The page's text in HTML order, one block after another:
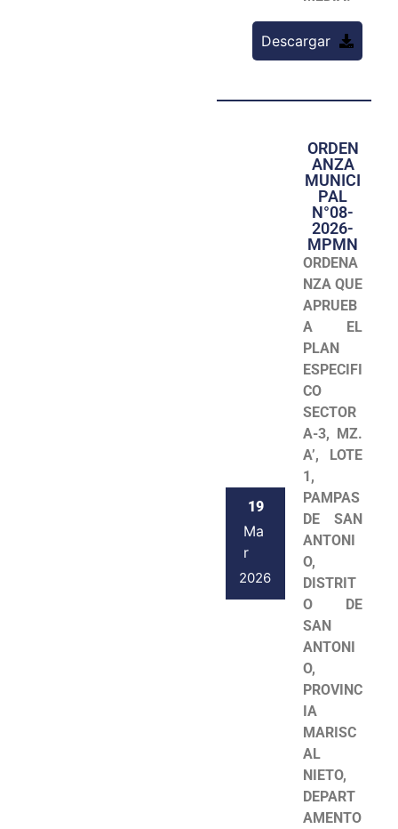
Descargar
19
Ma
r
2026
ORDEN
ANZA
MUNICI
PAL
N°08-
2026-
MPMN
ORDENA
NZA QUE
APRUEB
A EL
PLAN
ESPECIFI
CO
SECTOR
A-3, MZ.
A’, LOTE
1,
PAMPAS
DE SAN
ANTONI
O,
DISTRIT
O DE
SAN
ANTONI
O,
PROVINC
IA
MARISC
AL
NIETO,
DEPART
AMENTO